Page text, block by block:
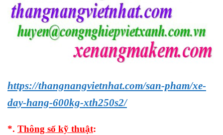
https://thangnangvietnhat.com/san-pham/xe-
day-hang-600kg-xth250s2/
*. Thông số kỹ thuật: